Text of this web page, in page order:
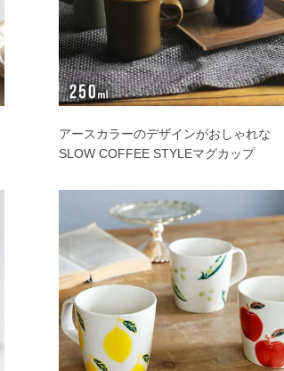
アースカラーのデザインがおしゃれな
SLOW COFFEE STYLEマグカップ